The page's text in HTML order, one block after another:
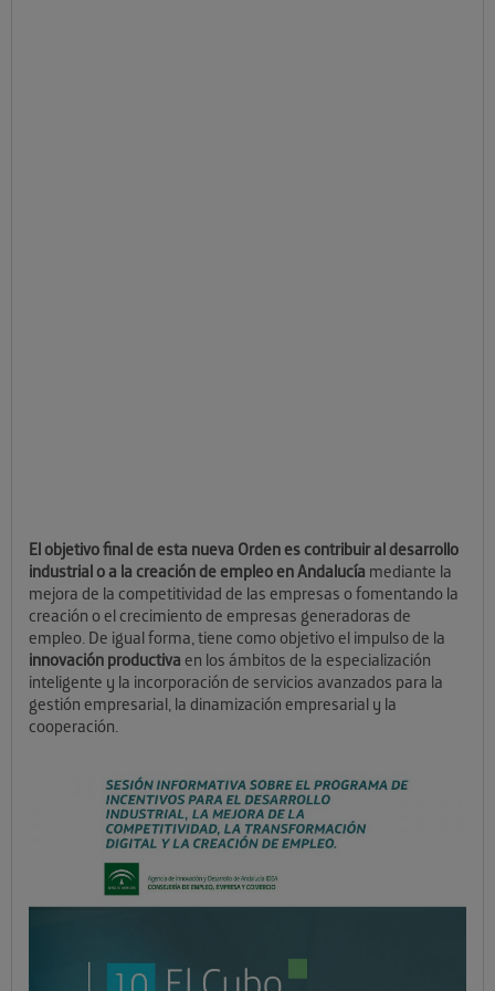
El objetivo final de esta nueva Orden es contribuir al desarrollo
industrial o a la creación de empleo en Andalucía mediante la
mejora de la competitividad de las empresas o fomentando la
creación o el crecimiento de empresas generadoras de
empleo. De igual forma, tiene como objetivo el impulso de la
innovación productiva en los ámbitos de la especialización
inteligente y la incorporación de servicios avanzados para la
gestión empresarial, la dinamización empresarial y la
cooperación.